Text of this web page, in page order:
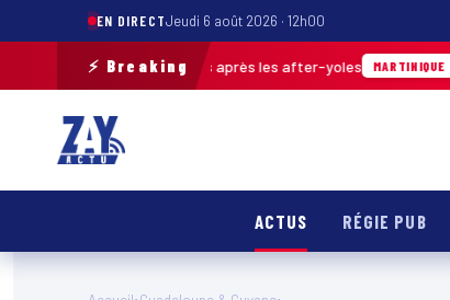
EN DIRECTJeudi 6 août 2026 · 12h00
⚡ Breaking
ramassés après les after-yoles MARTINIQUE 04/08 · 12h29
ACTUS RÉGIE PUB